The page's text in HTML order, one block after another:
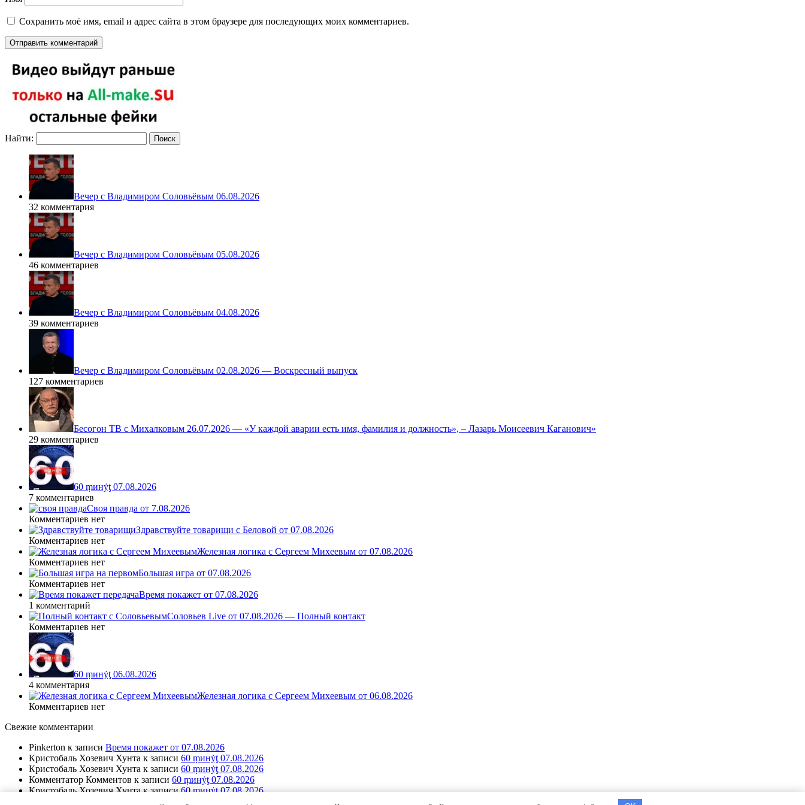
Сохранить моё имя, email и адрес сайта в этом браузере для последующих моих комментариев.
Найти:
Вечер с Владимиром Соловьёвым 06.08.2026
32 комментария
Вечер с Владимиром Соловьёвым 05.08.2026
46 комментариев
Вечер с Владимиром Соловьёвым 04.08.2026
39 комментариев
Вечер с Владимиром Соловьёвым 02.08.2026 — Воскресный выпуск
127 комментариев
Бесогон ТВ с Михалковым 26.07.2026 — «У каждой аварии есть имя, фамилия и должность», – Лазарь Моисеевич Каганович»
29 комментариев
60 ṃинẏƫ 07.08.2026
7 комментариев
Своя правда от 7.08.2026
Комментариев нет
Здравствуйте товарищи с Беловой от 07.08.2026
Комментариев нет
Железная логика с Сергеем Михеевым от 07.08.2026
Комментариев нет
Большая игра от 07.08.2026
Комментариев нет
Время покажет от 07.08.2026
1 комментарий
Соловьев Live от 07.08.2026 — Полный контакт
Комментариев нет
60 ṃинẏƫ 06.08.2026
4 комментария
Железная логика с Сергеем Михеевым от 06.08.2026
Комментариев нет
Свежие комментарии
Pinkerton к записи Время покажет от 07.08.2026
Кристобаль Хозевич Хунта к записи 60 ṃинẏƫ 07.08.2026
Кристобаль Хозевич Хунта к записи 60 ṃинẏƫ 07.08.2026
Комментатор Комментов к записи 60 ṃинẏƫ 07.08.2026
Кристобаль Хозевич Хунтак записи60 ṃинẏƫ 07.08.2026